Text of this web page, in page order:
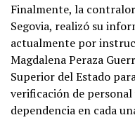
Finalmente, la
Segovia, realizó su
actualmente por
Magdalena Peraza
Superior del Estado
verificación de
dependencia en cada